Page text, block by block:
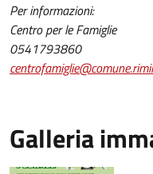
Per informazioni:
Centro per le Famiglie
0541793860
Galleria